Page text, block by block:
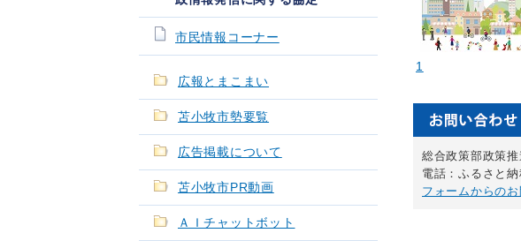
1
総合政策部政策
電話：ふるさと
フォームからのお
市民情報コーナー
広報とまこまい
苫小牧市勢要覧
広告掲載について
苫小牧市PR動画
ＡＩチャットボット